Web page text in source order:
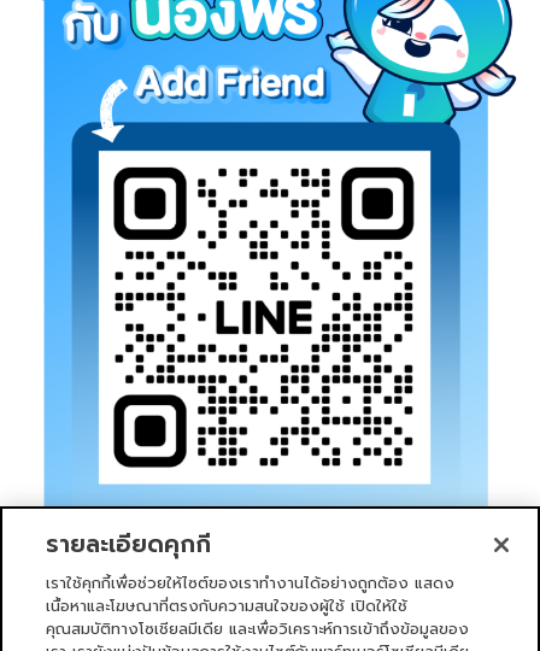
รายละเอียดคุกกี้
เราใช้คุกกี้เพื่อช่วยให้ไซต์ของเราทำงานได้อย่างถูกต้อง แสดง
เนื้อหาและโฆษณาที่ตรงกับความสนใจของผู้ใช้ เปิดให้ใช้
คุณสมบัติทางโซเชียลมีเดีย และเพื่อวิเคราะห์การเข้าถึงข้อมูลของ